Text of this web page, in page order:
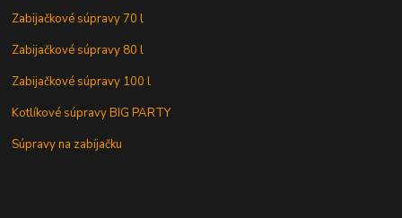
Zabijačkové súpravy 70 l
Zabijačkové súpravy 80 l
Zabijačkové súpravy 100 l
Kotlíkové súpravy BIG PARTY
Súpravy na zabíjačku